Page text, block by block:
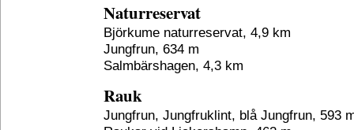
Naturreservat
Björkume naturreservat, 4,9 km
Jungfrun, 634 m
Salmbärshagen, 4,3 km
Rauk
Jungfrun, Jungfruklint, blå Jungfrun, 593